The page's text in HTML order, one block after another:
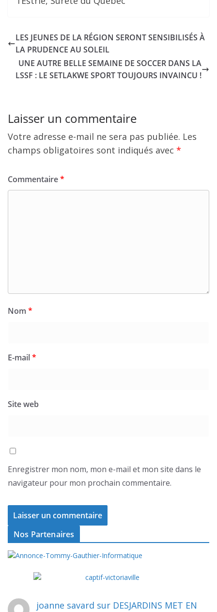
LES JEUNES DE LA RÉGION SERONT SENSIBILISÉS À
LA PRUDENCE AU SOLEIL
UNE AUTRE BELLE SEMAINE DE SOCCER DANS LA
LSSF : LE SETLAKWE SPORT TOUJOURS INVAINCU !
Laisser un commentaire
Votre adresse e-mail ne sera pas publiée. Les
champs obligatoires sont indiqués avec *
Commentaire*
Nom *
E-mail*
Site web
Enregistrer mon nom, mon e-mail et mon site dans le
navigateur pour mon prochain commentaire.
Nos Partenaires
joanne savard sur DESJARDINS MET EN